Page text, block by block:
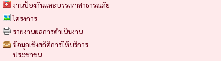
งานป้องกันและบรรเทาสาธารณภัย
โครงการ
รายงานผลการดำเนินงาน
ข้อมูลเชิงสถิติการให้บริการ
ประชาชน